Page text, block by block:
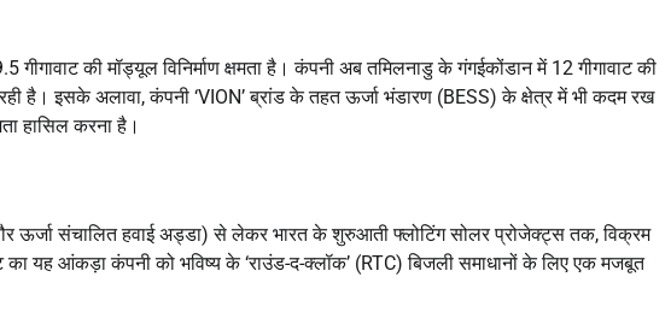
गीगावाटकी मॉड्यूल विनिर्माण क्षमता है। कंपनी अब तमिलनाडु के गंगईकोंडान में 12 गीगावाट की
है। इसके अलावा, कंपनी ‘VION’ब्रांड के तहत ऊर्जा भंडारण (BESS) के क्षेत्र में भी कदम रख
हासिल करना है।
ऊर्जा संचालित हवाई अड्डा) से लेकर भारत के शुरुआती फ्लोटिंग सोलर प्रोजेक्ट्स तक, विक्रम
यह आंकड़ा कंपनी को भविष्य के ‘राउंड-द-क्लॉक’ (RTC) बिजली समाधानों के लिए एक मजबूत